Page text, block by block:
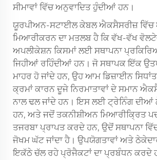
ਸੀਮਾਵਾਂ ਵਿੱਚ ਅਨੁਵਾਦਿਤ ਹੁੰਦੀਆਂ ਹਨ।
ਯੂਰਪੀਅਨ-ਸਟਾਈਲ ਕੇਬਲ ਐਕਸੈਸਰੀਜ਼ ਵਿੱਚ
ਮਿਆਰੀਕਰਨ ਦਾ ਮਤਲਬ ਹੈ ਕਿ ਵੱਖ-ਵੱਖ
ਅਪਲੀਕੇਸ਼ਨ ਕਿਸਮਾਂ ਲਈ ਸਥਾਪਨਾ
ਜਿਹੀਆਂ ਰਹਿੰਦੀਆਂ ਹਨ। ਜੋ ਸਥਾਪਕ ਇੱਕ
ਮਾਹਰ ਹੋ ਜਾਂਦੇ ਹਨ, ਉਹ ਆਮ ਡਿਜ਼ਾਈਨ
ਕ੍ਰਮਾਂ ਕਾਰਨ ਦੂਜੇ ਨਿਰਮਾਤਾਵਾਂ ਦੇ ਸਮਾਨ
ਨਾਲ ਢਲ ਜਾਂਦੇ ਹਨ। ਇਸ ਲਈ ਟ੍ਰੇਨਿੰਗ ਦੀਆਂ
ਹਨ, ਅਤੇ ਜਦੋਂ ਤਕਨੀਸ਼ੀਅਨ ਮਿਆਰੀਕ੍ਰਿਤ
ਤਜਰਬਾ ਪ੍ਰਾਪਤ ਕਰਦੇ ਹਨ, ਉਦੋਂ ਸਥਾਪਨਾ
ਜੋਖਮ ਘੱਟ ਜਾਂਦਾ ਹੈ। ਉਪਯੋਗਤਾਵਾਂ ਅਤੇ
ਇਕੱਠੇ ਚੱਲ ਰਹੇ ਪ੍ਰੋਜੈਕਟਾਂ ਦਾ ਪ੍ਰਬੰਧਨ ਕਰਦੇ